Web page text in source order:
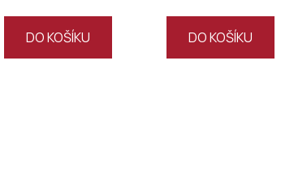
DO KOŠÍKU DO KOŠÍKU